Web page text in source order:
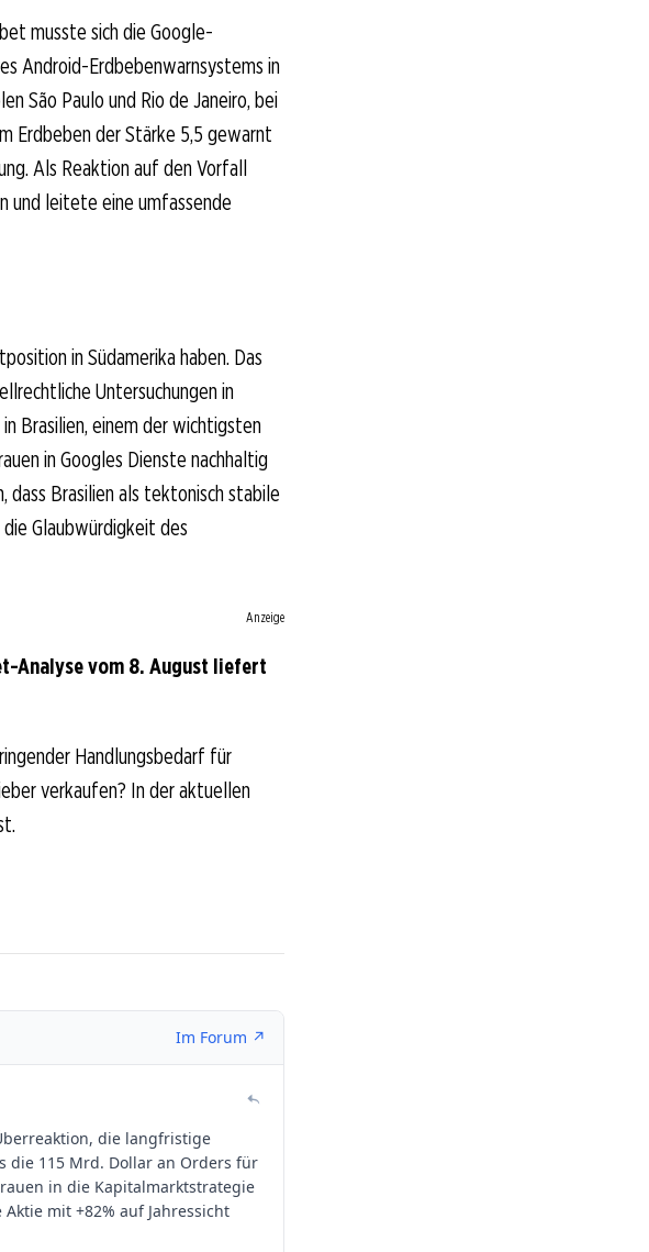
musste sich die Google-
Android-Erdbebenwarnsystems in
São Paulo und Rio de Janeiro, bei
Erdbeben der Stärke 5,5 gewarnt
Als Reaktion auf den Vorfall
und leitete eine umfassende
in Südamerika haben. Das
Untersuchungen in
Brasilien, einem der wichtigsten
in Googles Dienste nachhaltig
dass Brasilien als tektonisch stabile
Glaubwürdigkeit des
Anzeige
Analyse vom 8. August liefert
Handlungsbedarf für
verkaufen? In der aktuellen